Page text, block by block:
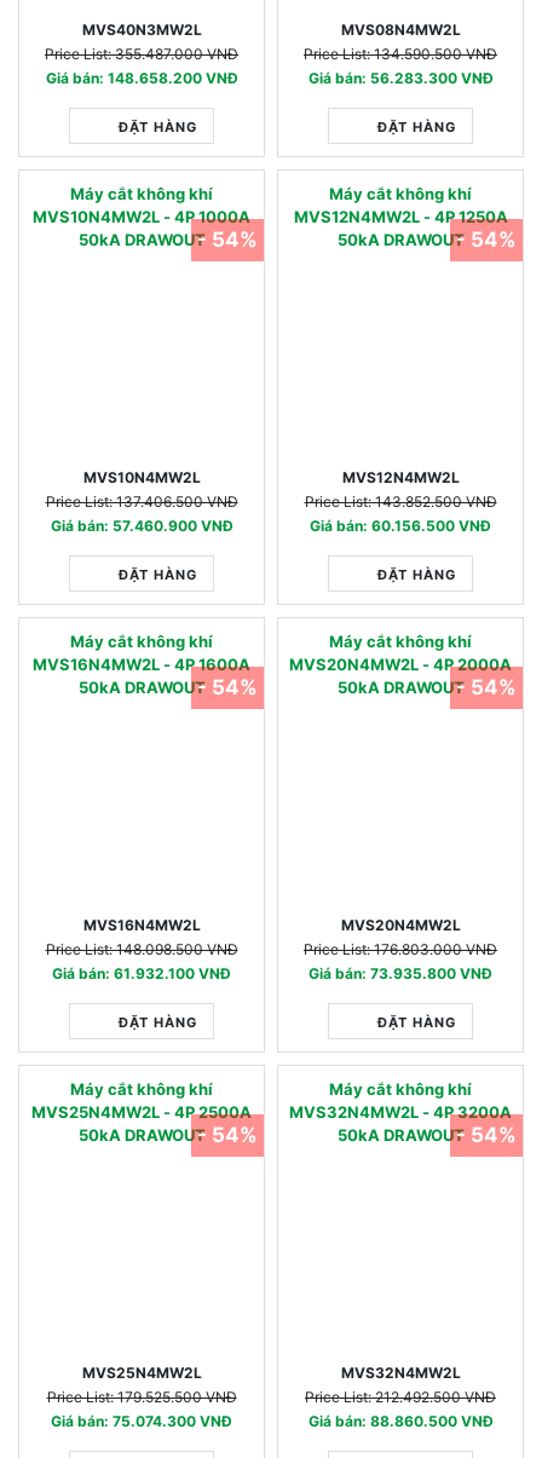
MVS40N3MW2L
Price List: 355.487.000 VNĐ
Giá bán: 148.658.200 VNĐ
ĐẶT HÀNG
MVS08N4MW2L
Price List: 134.590.500 VNĐ
Giá bán: 56.283.300 VNĐ
ĐẶT HÀNG
Máy cắt không khí
MVS10N4MW2L - 4P 1000A
50kA DRAWOUT
MVS10N4MW2L
Price List: 137.406.500 VNĐ
Giá bán: 57.460.900 VNĐ
ĐẶT HÀNG
- 54%
Máy cắt không khí
MVS12N4MW2L - 4P 1250A
50kA DRAWOUT
MVS12N4MW2L
Price List: 143.852.500 VNĐ
Giá bán: 60.156.500 VNĐ
ĐẶT HÀNG
- 54%
Máy cắt không khí
MVS16N4MW2L - 4P 1600A
50kA DRAWOUT
MVS16N4MW2L
Price List: 148.098.500 VNĐ
Giá bán: 61.932.100 VNĐ
ĐẶT HÀNG
- 54%
Máy cắt không khí
MVS20N4MW2L - 4P 2000A
50kA DRAWOUT
MVS20N4MW2L
Price List: 176.803.000 VNĐ
Giá bán: 73.935.800 VNĐ
ĐẶT HÀNG
- 54%
Máy cắt không khí
MVS25N4MW2L - 4P 2500A
50kA DRAWOUT
MVS25N4MW2L
Price List: 179.525.500 VNĐ
Giá bán: 75.074.300 VNĐ
- 54%
Máy cắt không khí
MVS32N4MW2L - 4P 3200A
50kA DRAWOUT
MVS32N4MW2L
Price List: 212.492.500 VNĐ
Giá bán: 88.860.500 VNĐ
- 54%